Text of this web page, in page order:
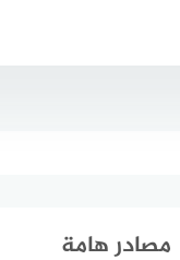
مصادر هامة